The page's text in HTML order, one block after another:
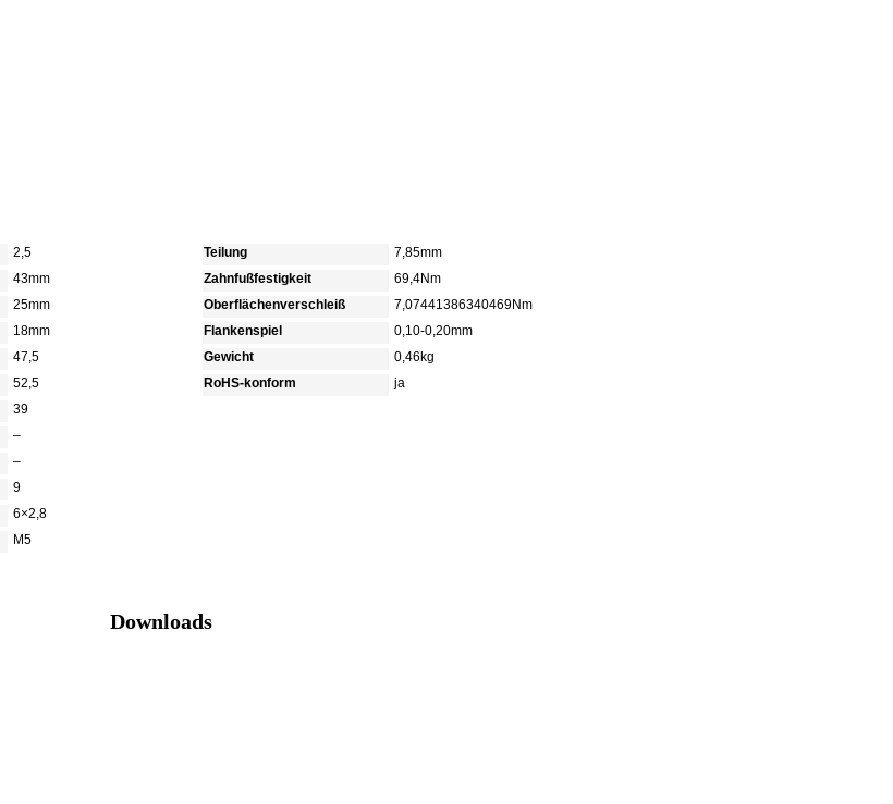
2,5
43mm
25mm
18mm
47,5
52,5
39
–
–
9
6×2,8
M5
Teilung
7,85mm
Zahnfußfestigkeit
69,4Nm
Oberflächenverschleiß
7,07441386340469Nm
Flankenspiel
0,10-0,20mm
Gewicht
0,46kg
RoHS-konform
ja
Downloads